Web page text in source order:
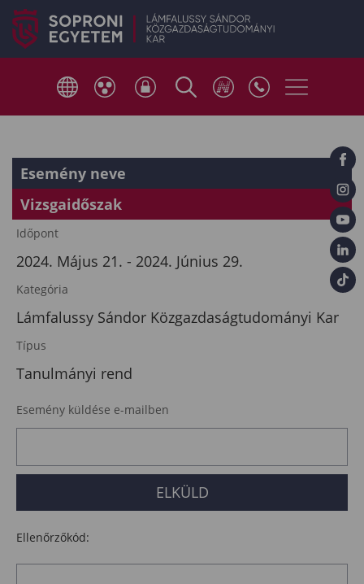
Esemény neve
Vizsgaidőszak
Időpont
2024. Május 21. - 2024. Június 29.
Kategória
Lámfalussy Sándor Közgazdaságtudományi Kar
Típus
Tanulmányi rend
Esemény küldése e-mailben
Ellenőrzőkód: